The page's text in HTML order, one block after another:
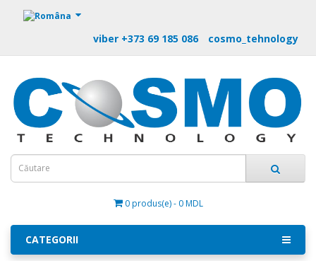
https://m9.by
viber +373 69 185 086 cosmo_tehnology
0 produs(e) - 0 MDL
CATEGORII